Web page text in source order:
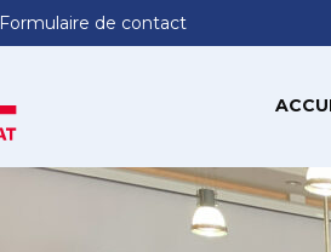
Formulaire de contact